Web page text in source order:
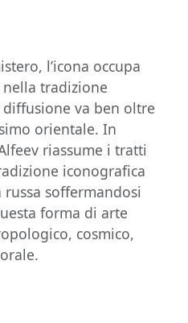
l’icona occupa
nella tradizione
va ben oltre
orientale. In
riassume i tratti
iconografica
russa soffermandosi
forma di arte
cosmico,